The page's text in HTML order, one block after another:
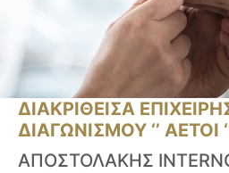
ΔΙΑΚΡΙΘΕΙΣΑ
ΔΙΑΓΩΝΙΣΜΟΥ ‘’ ΑΕΤΟΙ
ΑΠΟΣΤΟΛΑΚΗΣ